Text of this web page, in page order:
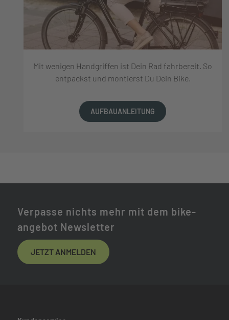
Mit wenigen Handgriffen ist Dein Rad fahrbereit. So
entpackst und montierst Du Dein Bike.
AUFBAUANLEITUNG
Verpasse nichts mehr mit dem bike-
angebot Newsletter
JETZT ANMELDEN